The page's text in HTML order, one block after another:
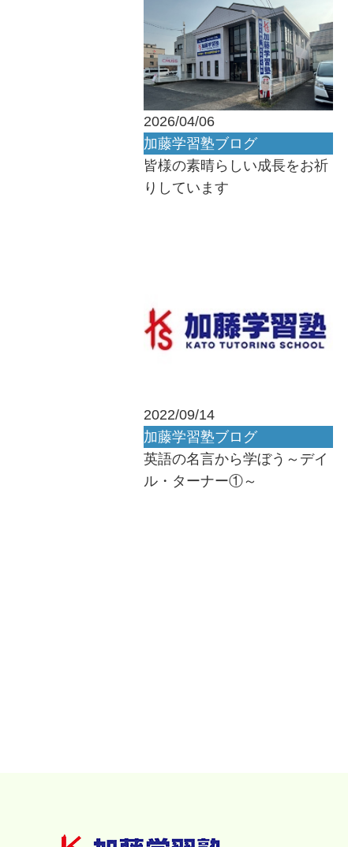
2026/04/06
加藤学習塾ブログ
皆様の素晴らしい成長をお祈
りしています
2022/09/14
加藤学習塾ブログ
英語の名言から学ぼう～デイ
ル・ターナー①～